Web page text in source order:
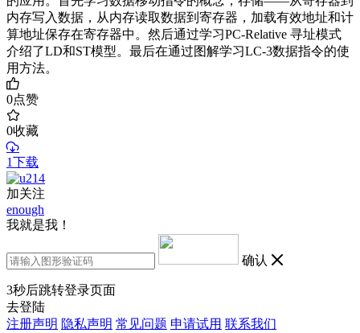
内存写入数据，从内存读取数据到寄存器，加载有效地址和计
算地址保存在寄存器中。然后通过学习PC-Relative 寻址模式
介绍了LD和ST模型。最后在通过图解学习LC-3数据指令的使
用方法。
0点赞
0收藏
1下载
加关注
enough
我就是我！
确认
3秒后跳转登录页面
去登陆
注册声明 隐私声明 常见问题 申请试用 联系我们